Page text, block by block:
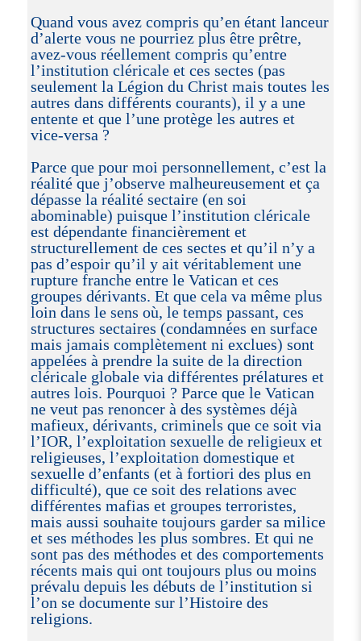
Quand vous avez compris qu’en étant lanceur
d’alerte vous ne pourriez plus être prêtre,
avez-vous réellement compris qu’entre
l’institution cléricale et ces sectes (pas
seulement la Légion du Christ mais toutes les
autres dans différents courants), il y a une
entente et que l’une protège les autres et
vice-versa ?
Parce que pour moi personnellement, c’est la
réalité que j’observe malheureusement et ça
dépasse la réalité sectaire (en soi
abominable) puisque l’institution cléricale
est dépendante financièrement et
structurellement de ces sectes et qu’il n’y a
pas d’espoir qu’il y ait véritablement une
rupture franche entre le Vatican et ces
groupes dérivants. Et que cela va même plus
loin dans le sens où, le temps passant, ces
structures sectaires (condamnées en surface
mais jamais complètement ni exclues) sont
appelées à prendre la suite de la direction
cléricale globale via différentes prélatures et
autres lois. Pourquoi ? Parce que le Vatican
ne veut pas renoncer à des systèmes déjà
mafieux, dérivants, criminels que ce soit via
l’IOR, l’exploitation sexuelle de religieux et
religieuses, l’exploitation domestique et
sexuelle d’enfants (et à fortiori des plus en
difficulté), que ce soit des relations avec
différentes mafias et groupes terroristes,
mais aussi souhaite toujours garder sa milice
et ses méthodes les plus sombres. Et qui ne
sont pas des méthodes et des comportements
récents mais qui ont toujours plus ou moins
prévalu depuis les débuts de l’institution si
l’on se documente sur l’Histoire des
religions.